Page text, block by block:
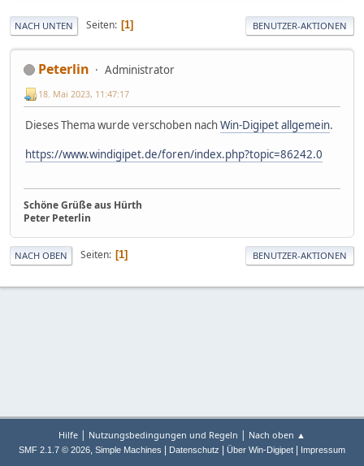
NACH UNTEN Seiten 1 BENUTZER-AKTIONEN
Peterlin Administrator
18. Mai 2023, 11:47:17
Dieses Thema wurde verschoben nachWin-Digipet allgemein.
https://www.windigipet.de/foren/index.php?topic=86242.0
Schöne Grüße aus Hürth
Peter Peterlin
NACH OBEN Seiten 1 BENUTZER-AKTIONEN
Hilfe | Nutzungsbedingungen und Regeln | Nach oben ▲
SMF 2.1.7 © 2026, Simple Machines Datenschutz Über Win-Digipet Impressum